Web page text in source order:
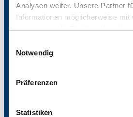
Analysen weiter. Unsere Partner
Informationen möglicherweise mit
zusammen, die Sie ihnen
haben.
Notwendig
Präferenzen
Statistiken